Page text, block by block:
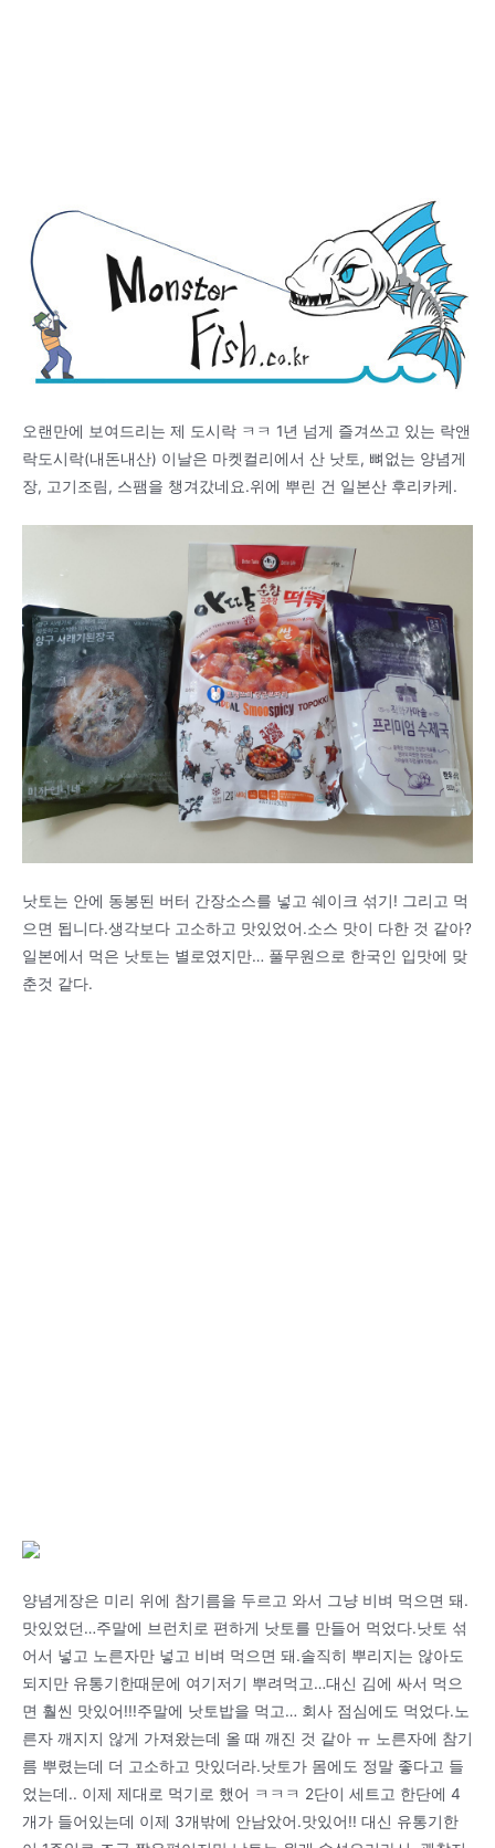
오랜만에 보여드리는 제 도시락 ㅋㅋ 1년 넘게 즐겨쓰고 있는 락앤
락도시락(내돈내산) 이날은 마켓컬리에서 산 낫토, 뼈없는 양념게
장, 고기조림, 스팸을 챙겨갔네요.위에 뿌린 건 일본산 후리카케.
낫토는 안에 동봉된 버터 간장소스를 넣고 쉐이크 섞기! 그리고 먹
으면 됩니다.생각보다 고소하고 맛있었어.소스 맛이 다한 것 같아?
일본에서 먹은 낫토는 별로였지만… 풀무원으로 한국인 입맛에 맞
춘것 같다.
양념게장은 미리 위에 참기름을 두르고 와서 그냥 비벼 먹으면 돼.
맛있었던…주말에 브런치로 편하게 낫토를 만들어 먹었다.낫토 섞
어서 넣고 노른자만 넣고 비벼 먹으면 돼.솔직히 뿌리지는 않아도
되지만 유통기한때문에 여기저기 뿌려먹고…대신 김에 싸서 먹으
면 훨씬 맛있어!!!주말에 낫토밥을 먹고… 회사 점심에도 먹었다.노
른자 깨지지 않게 가져왔는데 올 때 깨진 것 같아 ㅠ 노른자에 참기
름 뿌렸는데 더 고소하고 맛있더라.낫토가 몸에도 정말 좋다고 들
었는데.. 이제 제대로 먹기로 했어 ㅋㅋㅋ 2단이 세트고 한단에 4
개가 들어있는데 이제 3개밖에 안남았어.맛있어!! 대신 유통기한